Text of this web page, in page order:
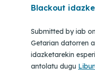
Blackout
Submitted byiab
Getarian datorren
idazketarekin
antolatu dugu